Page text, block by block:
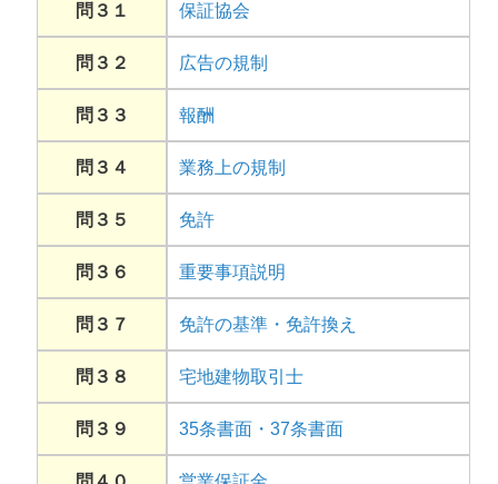
問３１ 保証協会
問３２ 広告の規制
問３３ 報酬
問３４ 業務上の規制
問３５ 免許
問３６ 重要事項説明
問３７ 免許の基準・免許換え
問３８ 宅地建物取引士
問３９ 35条書面・37条書面